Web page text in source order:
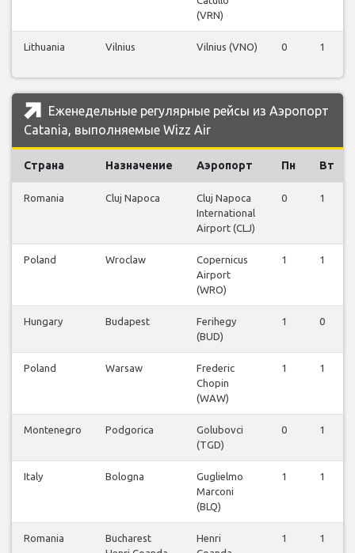
(VRN)
Lithuania Vilnius Vilnius (VNO) 0 1
Еженедельные регулярные рейсы из Аэропорт
Catania, выполняемые Wizz Air
Страна Назначение Аэропорт Пн Вт
Romania Cluj Napoca
Cluj Napoca
International
Airport (CLJ)
0 1
Poland Wroclaw
Copernicus
Airport
(WRO)
1 1
Hungary Budapest
Ferihegy
(BUD)
1 0
Poland Warsaw
Frederic
Chopin
(WAW)
1 1
Montenegro Podgorica
Golubovci
(TGD)
0 1
Italy Bologna
Guglielmo
Marconi
(BLQ)
1 1
Romania
Bucharest
Henri
1 1